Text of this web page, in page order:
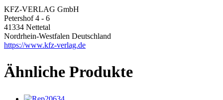
KFZ-VERLAG GmbH
Petershof 4 - 6
41334 Nettetal
Nordrhein-Westfalen Deutschland
https://www.kfz-verlag.de
Ähnliche Produkte